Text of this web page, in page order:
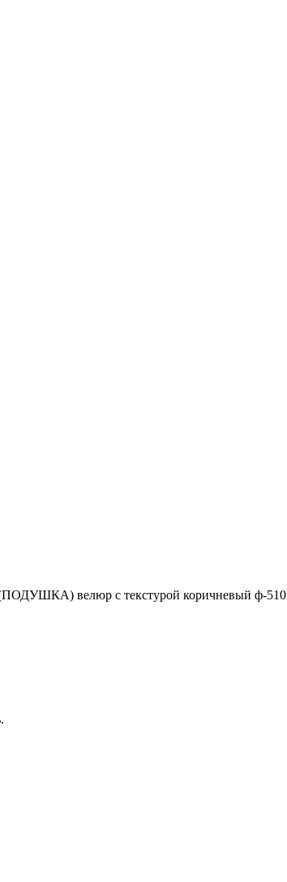
велюр с текстурой коричневый ф-510